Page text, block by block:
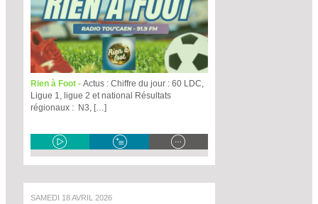
Rien à Foot - Actus : Chiffre du jour : 60 LDC,
Ligue 1, ligue 2 et national Résultats
régionaux : N3, […]
SAMEDI 18 AVRIL 2026